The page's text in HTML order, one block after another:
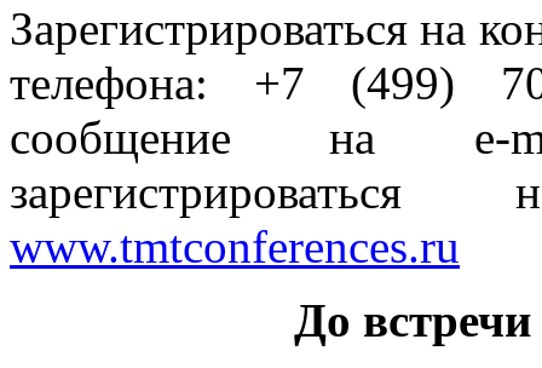
Зарегистрироваться на
телефона: +7 (499)
сообщение на
www.tmtconferences.ru
До